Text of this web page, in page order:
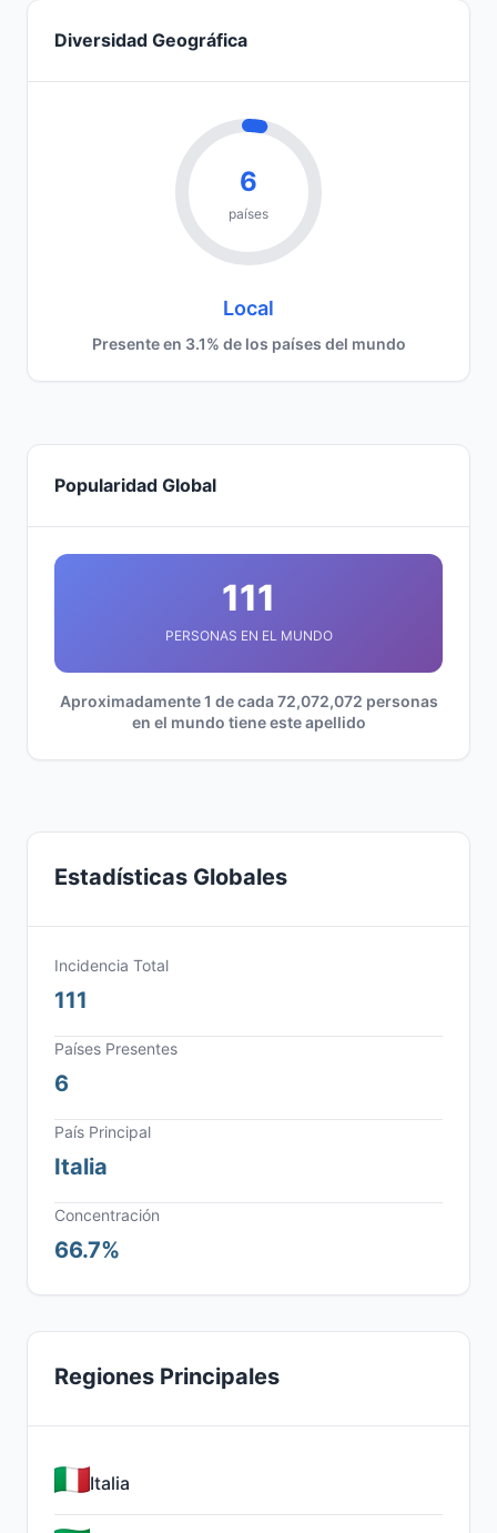
Diversidad Geográfica
6
países
Local
Presente en 3.1% de los países del mundo
Popularidad Global
111
PERSONAS EN EL MUNDO
Aproximadamente 1 de cada 72,072,072 personas
en el mundo tiene este apellido
Estadísticas Globales
Incidencia Total
111
Países Presentes
6
País Principal
Italia
Concentración
66.7%
Regiones Principales
Italia